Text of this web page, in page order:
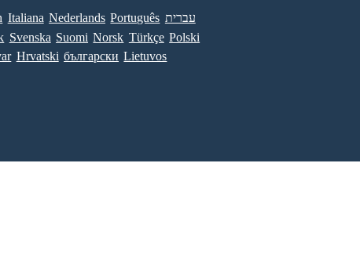
Italiana Nederlands Português עברית
Svenska Suomi Norsk Türkçe Polski
Hrvatski български Lietuvos